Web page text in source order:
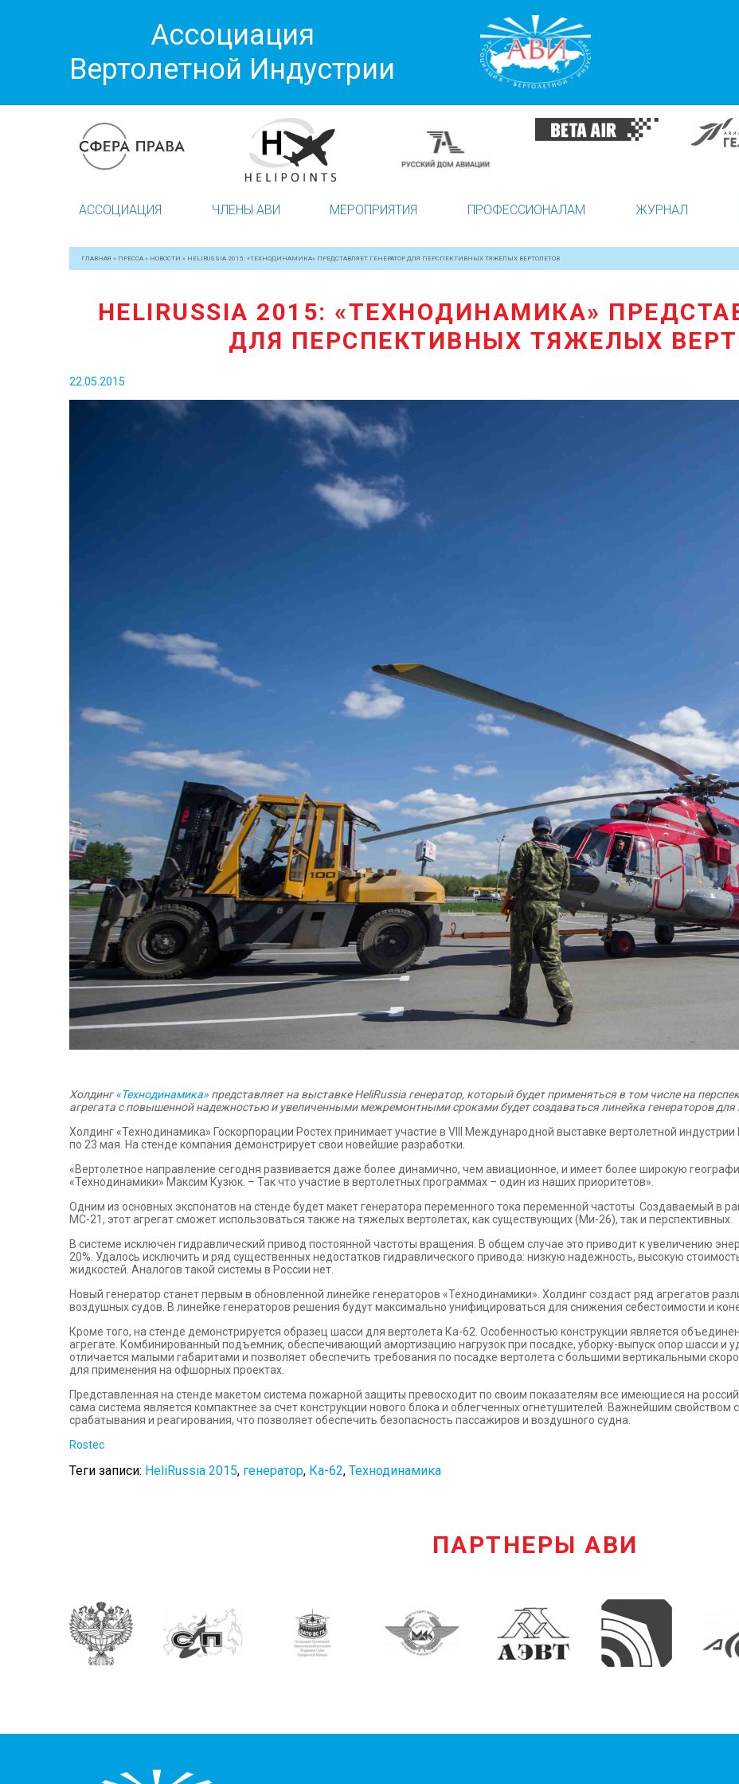
Ассоциация
Вертолетной Индустрии
АССОЦИАЦИЯ ЧЛЕНЫ АВИ МЕРОПРИЯТИЯ ПРОФЕССИОНАЛАМ ЖУРНАЛ
ГЛАВНАЯ » ПРЕССА » НОВОСТИ » HELIRUSSIA 2015: «ТЕХНОДИНАМИКА» ПРЕДСТАВЛЯЕТ ГЕНЕРАТОР ДЛЯ ПЕРСПЕКТИВНЫХ ТЯЖЕЛЫХ ВЕРТОЛЕТОВ
HELIRUSSIA 2015: «ТЕХНОДИНАМИКА»
ДЛЯ ПЕРСПЕКТИВНЫХ ТЯЖЕЛЫХ
22.05.2015
Холдинг«Технодинамика» представляет на выставке HeliRussia генератор, который будет применяться в том числе на
агрегата с повышенной надежностью и увеличенными межремонтными сроками будет создаваться линейка генераторов для
Холдинг «Технодинамика» Госкорпорации Ростех принимает участие в VIII Международной выставке вертолетной индустрии
по 23 мая. На стенде компания демонстрирует свои новейшие разработки.
«Вертолетное направление сегодня развивается даже более динамично, чем авиационное, и имеет более широкую
«Технодинамики» Максим Кузюк. – Так что участие в вертолетных программах – один из наших приоритетов».
Одним из основных экспонатов на стенде будет макет генератора переменного тока переменной частоты. Создаваемый в
МС-21, этот агрегат сможет использоваться также на тяжелых вертолетах, как существующих (Ми-26), так и перспективных.
В системе исключен гидравлический привод постоянной частоты вращения. В общем случае это приводит к увеличению
20%. Удалось исключить и ряд существенных недостатков гидравлического привода: низкую надежность, высокую
жидкостей. Аналогов такой системы в России нет.
Новый генератор станет первым в обновленной линейке генераторов «Технодинамики». Холдинг создаст ряд агрегатов
воздушных судов. В линейке генераторов решения будут максимально унифицироваться для снижения себестоимости и
Кроме того, на стенде демонстрируется образец шасси для вертолета Ка-62. Особенностью конструкции является
агрегате. Комбинированный подъемник, обеспечивающий амортизацию нагрузок при посадке, уборку-выпуск опор шасси и
отличается малыми габаритами и позволяет обеспечить требования по посадке вертолета с большими вертикальными
для применения на офшорных проектах.
Представленная на стенде макетом система пожарной защиты превосходит по своим показателям все имеющиеся на
сама система является компактнее за счет конструкции нового блока и облегченных огнетушителей. Важнейшим свойством
срабатывания и реагирования, что позволяет обеспечить безопасность пассажиров и воздушного судна.
Rostec
Теги записи: HeliRussia 2015, генератор, Ка-62, Технодинамика
ПАРТНЕРЫ АВИ